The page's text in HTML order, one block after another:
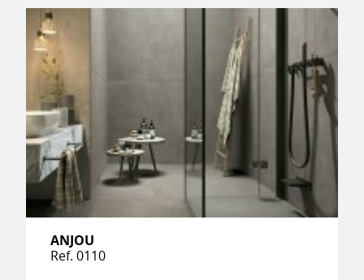
ANJOU
Ref. 0110